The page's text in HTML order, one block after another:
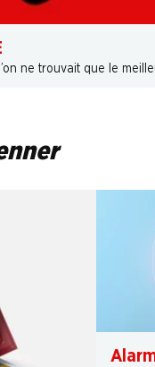
ne trouvait que le